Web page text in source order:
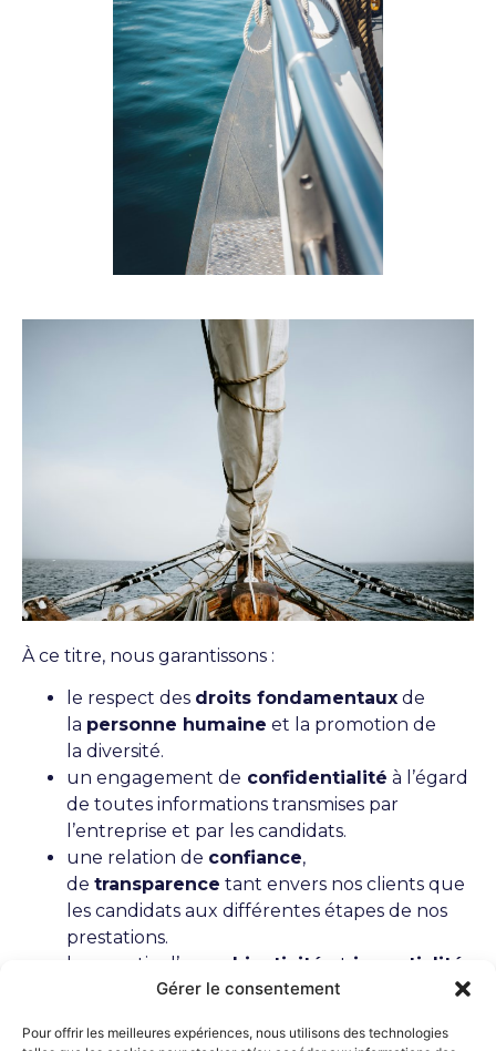
Gérer le consentement
Pour offrir les meilleures expériences, nous utilisons des technologies
À ce titre, nous garantissons :
le respect des droits fondamentaux de
la personne humaine et la promotion de
la diversité.
un engagement de confidentialité à l’égard
de toutes informations transmises par
l’entreprise et par les candidats.
une relation de confiance,
de transparence tant envers nos clients que
les candidats aux différentes étapes de nos
prestations.
la garantie d’une
objectivité et impartialité
de jugement et d’évaluation.
moyens et de garantiesde reprise et